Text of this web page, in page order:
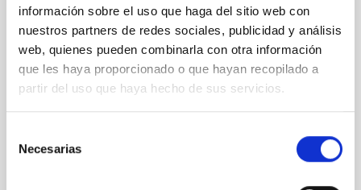
información sobre el uso que haga del sitio web con
nuestros partners de redes sociales, publicidad y análisis
web, quienes pueden combinarla con otra información
que les haya proporcionado o que hayan recopilado a
partir del uso que haya hecho de sus servicios.
Necesarias
Un reciente estudio, liderado íntegramente por el
Instituto de Astrofísica de Canarias (IAC), ha
obtenido el análisis más completo hasta la fecha de
la denominada luz intracumular, un tipo de luz difusa
y muy débil que proviene de estrellas en cúmulos que
no están unidas gravitacionalmente a ninguna
galaxia. El resultado ha sido posible gracias a los
James Webb (JWST). La investigación proporciona
nuevas pistas sobre los procesos de formación de los